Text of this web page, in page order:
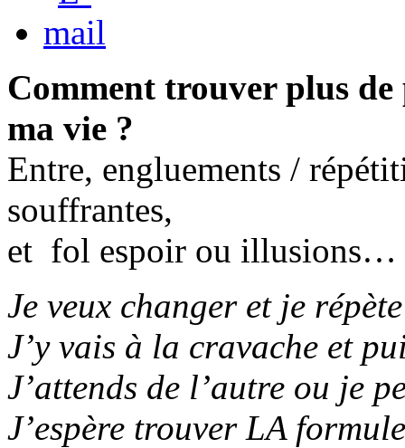
Comment trouver plus
ma vie ?
Entre, engluements /
souffrantes,
et fol espoir ou illusions…
Je veux changer et je
J’y vais à la cravache et
J’attends de l’autre ou je
J’espère trouver LA